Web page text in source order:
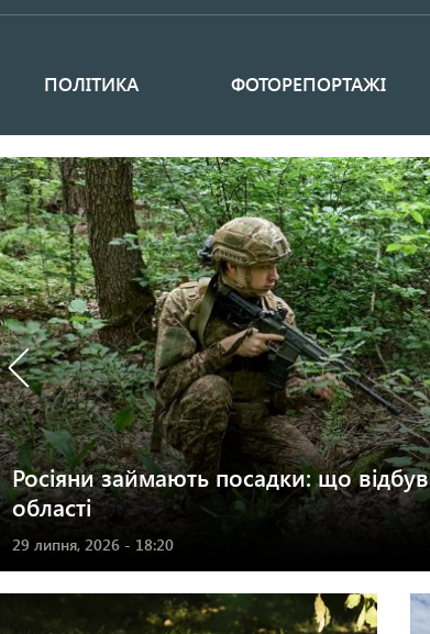
ПОЛІТИКА ФОТОРЕПОРТАЖІ
Росіяни займають посадки: що
області
29 липня, 2026 - 18:20